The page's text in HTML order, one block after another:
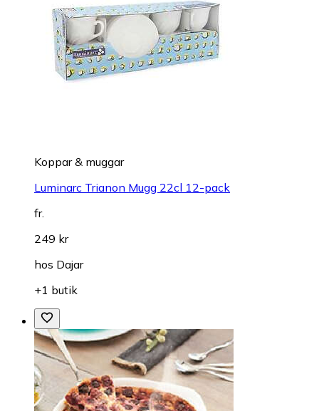
Koppar & muggar
Luminarc Trianon Mugg 22cl 12-pack
fr.
249 kr
hos Dajar
+1 butik